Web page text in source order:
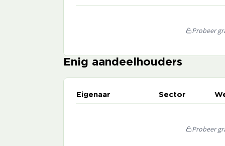
Probeer
Enig aandeelhouders
Eigenaar Sector
Probeer